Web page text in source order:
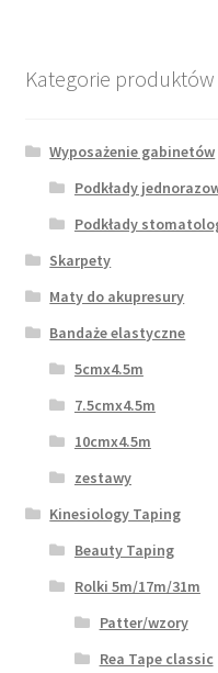
Kategorie produktów
Wyposażenie gabinetów
Podkłady
Podkłady
Skarpety
Maty do akupresury
Bandaże elastyczne
5cmx4.5m
7.5cmx4.5m
10cmx4.5m
zestawy
Kinesiology Taping
Beauty Taping
Rolki 5m/17m/31m
Patter/wzory
Rea Tape classic